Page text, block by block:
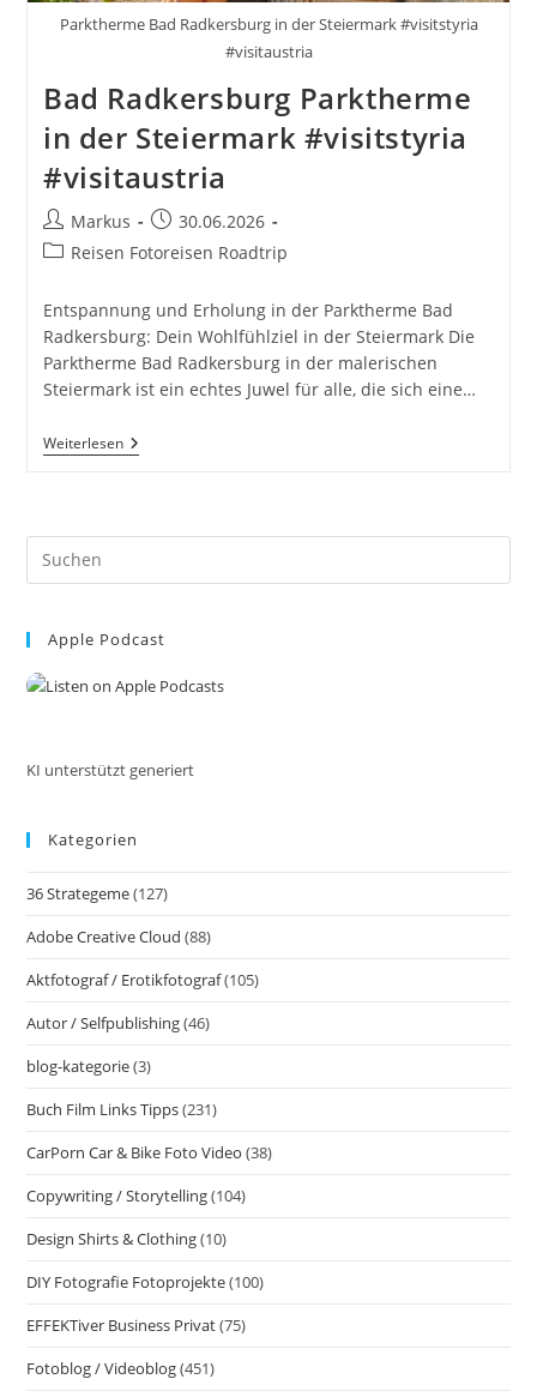
Parktherme Bad Radkersburg in der Steiermark #visitstyria
#visitaustria
Bad Radkersburg Parktherme
in der Steiermark #visitstyria
#visitaustria
Beitrags-
Autor:
Markus
Beitrag
veröffentlicht:
30.06.2026
Beitrags-
Reisen Fotoreisen Roadtrip
Entspannung und Erholung in der Parktherme Bad
Radkersburg: Dein Wohlfühlziel in der Steiermark Die
Parktherme Bad Radkersburg in der malerischen
Steiermark ist ein echtes Juwel für alle, die sich eine…
WeiterlesenBad
Radkersburg
Steiermark
Apple Podcast
KI unterstützt generiert
Kategorien
36 Strategeme(127)
Adobe Creative Cloud (88)
Aktfotograf / Erotikfotograf(105)
Autor / Selfpublishing(46)
blog-kategorie(3)
Buch Film Links Tipps(231)
CarPorn Car & Bike Foto Video (38)
Copywriting / Storytelling(104)
Design Shirts & Clothing(10)
DIY Fotografie Fotoprojekte(100)
EFFEKTiver Business Privat(75)
Fotoblog / Videoblog(451)